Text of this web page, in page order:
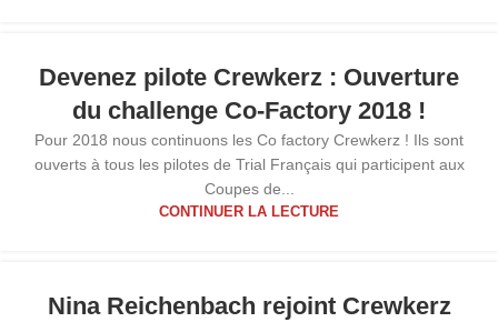
26
FÉVDevenez pilote Crewkerz : Ouverture
du challenge Co-Factory 2018 !
Pour 2018 nous continuons les Co factory Crewkerz ! Ils sont
ouverts à tous les pilotes de Trial Français qui participent aux
Coupes de...
CONTINUER LA LECTURE
Nina Reichenbach rejoint Crewkerz